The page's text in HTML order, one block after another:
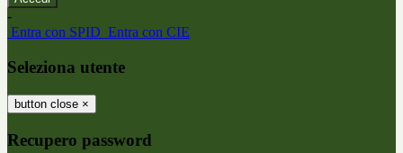
-
Entra con SPID Entra con CIE
Seleziona utente
button close ×
Recupero password